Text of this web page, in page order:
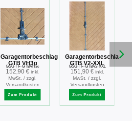
Garagentorbeschlag
GTB VH3o
GSG-TF-GTBVH3o
152,90 € inkl.
MwSt. / zzgl.
Versandkosten
Zum Produkt
Garagentorbeschlag
GTB V2-XXL
GSG-TF-GTBV2-XXL
151,90 € inkl.
MwSt. / zzgl.
Versandkosten
Zum Produkt